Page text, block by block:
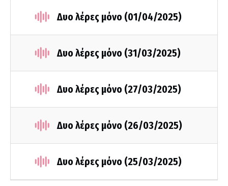
Δυο λέρες μόνο (01/04/2025)
Δυο λέρες μόνο (31/03/2025)
Δυο λέρες μόνο (27/03/2025)
Δυο λέρες μόνο (26/03/2025)
Δυο λέρες μόνο (25/03/2025)